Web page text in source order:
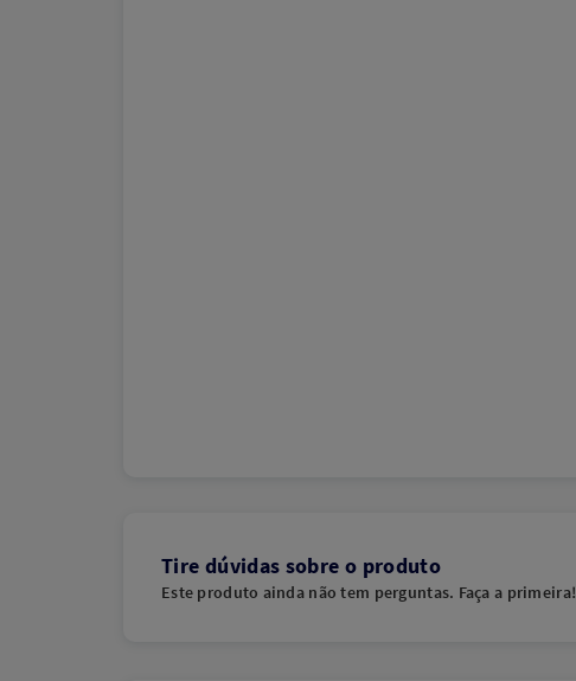
Tire dúvidas sobre o produto
Este produto ainda não tem perguntas. Faça a primeira!